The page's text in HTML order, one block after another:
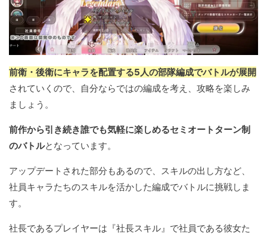
前衛・後衛にキャラを配置する5人の部隊編成でバトルが展開
されていくので、自分ならではの編成を考え、攻略を楽しみ
ましょう。
前作から引き続き誰でも気軽に楽しめるセミオートターン制
のバトルとなっています。
アップデートされた部分もあるので、スキルの出し方など、
社員キャラたちのスキルを活かした編成でバトルに挑戦しま
す。
社長であるプレイヤーは『社長スキル』で社員である彼女た